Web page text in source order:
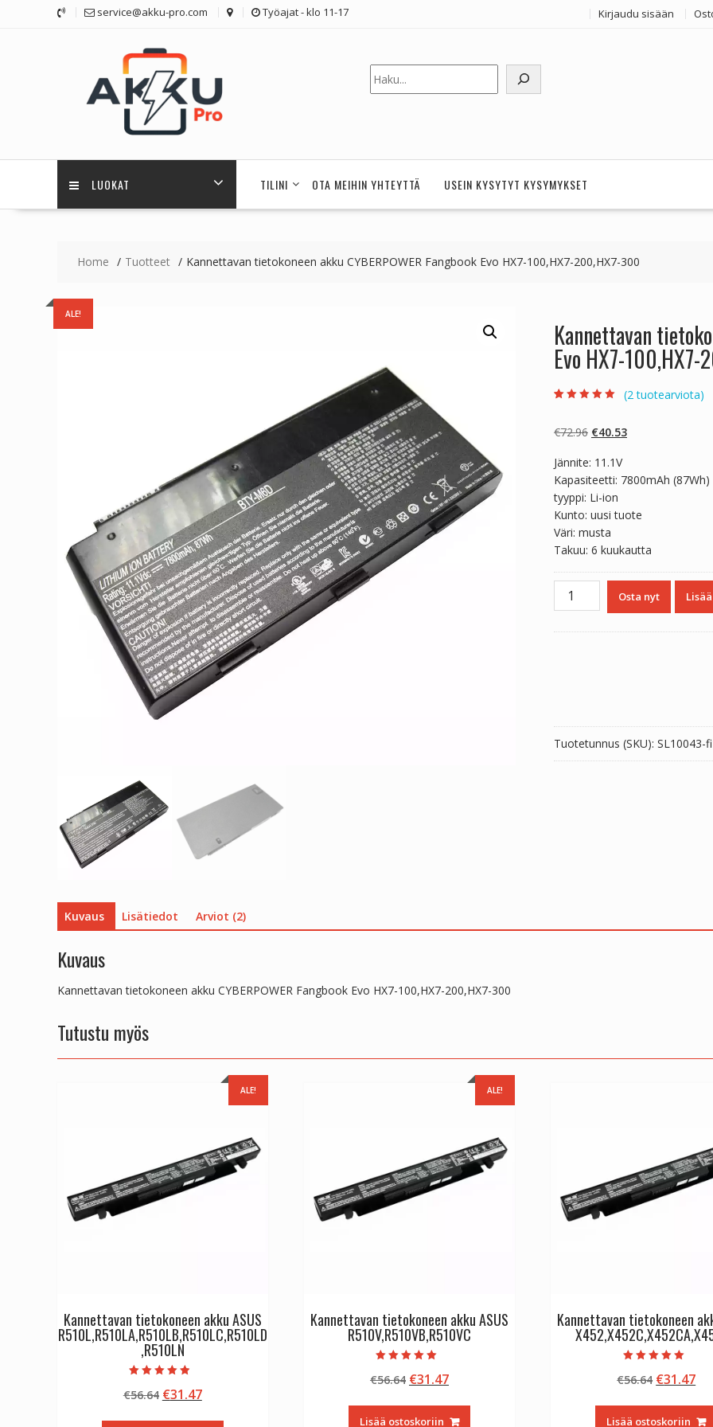
service@akku-pro.com Työajat - klo 11-17 Kirjaudu sisään
Etsi
LUOKAT TILINI OTA MEIHIN YHTEYTTÄ USEIN KYSYTYT KYSYMYKSET
Home Tuotteet Kannettavan tietokoneen akku CYBERPOWER Fangbook Evo HX7-100,HX7-200,HX7-300
ALE!
Kannettavan
Evo HX7-
perustuen
asiakkaan
(2 tuotearviota)
€72.96 Alkuperäinen
oli:
€72.96.
€40.53Nykyinen
€40.53.
Jännite: 11.1V
Kapasiteetti: 7800mAh (87Wh)
tyyppi: Li-ion
Kunto: uusi tuote
Väri: musta
Takuu: 6 kuukautta
Kannettavan
200,HX7-
300
määrä
Osta nyt
Tuotetunnus (SKU): SL10043-
Kuvaus Lisätiedot Arviot (2)
Kuvaus
Kannettavan tietokoneen akku CYBERPOWER Fangbook Evo HX7-100,HX7-200,HX7-300
Tutustu myös
ALE!
Kannettavan tietokoneen akku ASUS
R510L,R510LA,R510LB,R510LC,R510LD
,R510LN
tuotteesta:
4.50
€56.64 Alkuperäinen
€31.47Nykyinen
ALE!
Kannettavan tietokoneen akku ASUS
R510V,R510VB,R510VC
tuotteesta:
5.00
€56.64 Alkuperäinen
oli:
€31.47Nykyinen
on:
Lisää ostoskoriin
Kannettavan tietokoneen
tuotteesta:
5.00
€56.64
oli:
€31.47
on:
Lisää ostoskoriin